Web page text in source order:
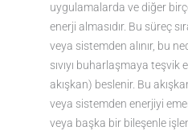
uygulamalarda ve diğer
enerji almasıdır. Bu süreç
veya sistemden alınır, bu
sıvıyı buharlaşmaya
akışkan) beslenir. Bu
veya sistemden enerjiyi
veya başka bir bileşenle